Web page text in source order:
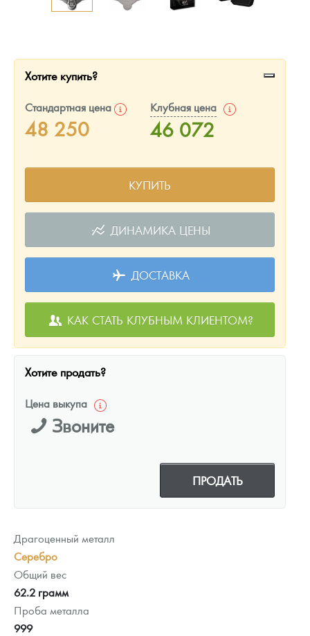
Русская нумизматика
Книги по нумизматике
Хотите купить?
Стандартная цена
48 250
Клубная цена
46 072
КУПИТЬ
ДИНАМИКА ЦЕНЫ
ДОСТАВКА
КАК СТАТЬ КЛУБНЫМ КЛИЕНТОМ?
Хотите продать?
Цена выкупа
Звоните
ПРОДАТЬ
Драгоценный металл
Серебро
Общий вес
62.2 грамм
Проба металла
999